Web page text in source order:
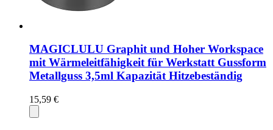
MAGICLULU Graphit und Hoher Workspace
mit Wärmeleitfähigkeit für Werkstatt Gussform
Metallguss 3,5ml Kapazität Hitzebeständig
15,59 €